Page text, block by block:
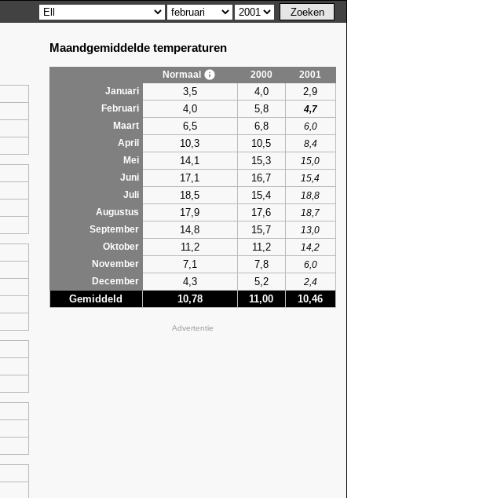
Maandgemiddelde temperaturen
Normaal 2000
2001
Januari
3,5 4,0 2,9
Februari 4,0 5,8
4,7
Maart
6,5 6,8
6,0
April
10,3 10,5
8,4
Mei
14,1 15,3
15,0
Juni
17,1 16,7
15,4
Juli
18,5 15,4
18,8
Augustus
17,9 17,6
18,7
September
14,8 15,7
13,0
Oktober
11,2 11,2
14,2
November
7,1 7,8
6,0
December
4,3 5,2 2,4
Gemiddeld 10,78 11,00 10,46
Advertentie